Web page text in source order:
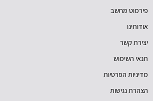
פירמוט מחשב
אודותינו
יצירת קשר
תנאי השימוש
מדיניות הפרטיות
הצהרת נגישות